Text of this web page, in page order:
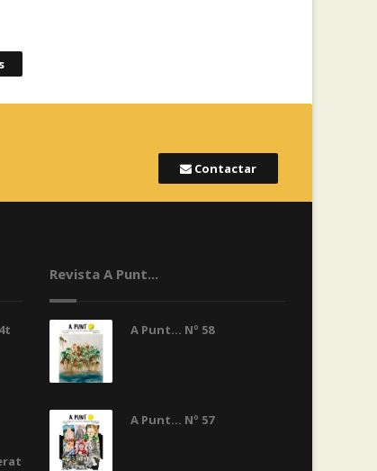
Contactar
Revista A Punt...
A Punt... Nº 58
A Punt... Nº 57